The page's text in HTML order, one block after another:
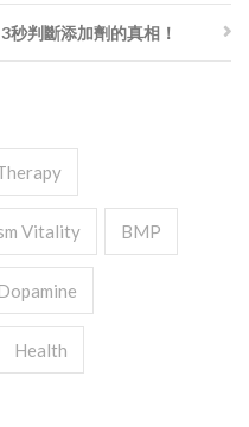
判斷添加劑的真相！
Vitality BMP
Health